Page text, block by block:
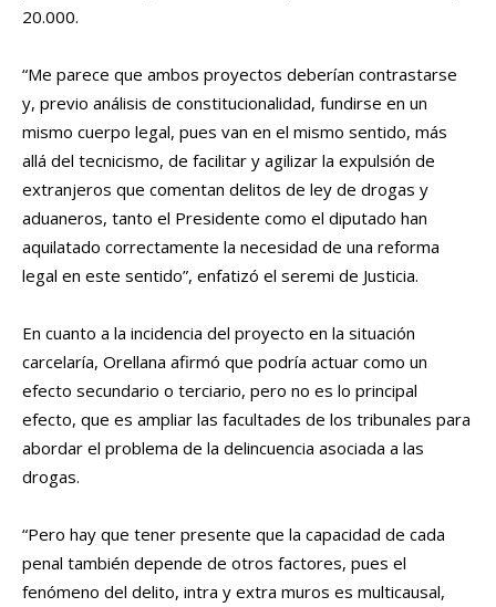
20.000.
“Me parece que ambos proyectos deberían contrastarse
y, previo análisis de constitucionalidad, fundirse en un
mismo cuerpo legal, pues van en el mismo sentido, más
allá del tecnicismo, de facilitar y agilizar la expulsión de
extranjeros que comentan delitos de ley de drogas y
aduaneros, tanto el Presidente como el diputado han
aquilatado correctamente la necesidad de una reforma
legal en este sentido”, enfatizó el seremi de Justicia.
En cuanto a la incidencia del proyecto en la situación
carcelaría, Orellana afirmó que podría actuar como un
efecto secundario o terciario, pero no es lo principal
efecto, que es ampliar las facultades de los tribunales para
abordar el problema de la delincuencia asociada a las
drogas.
“Pero hay que tener presente que la capacidad de cada
penal también depende de otros factores, pues el
fenómeno del delito, intra y extra muros es multicausal,